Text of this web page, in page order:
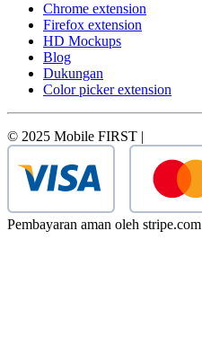
Chrome extension
Firefox extension
HD Mockups
Blog
Dukungan
Color picker extension
© 2025 Mobile FIRST |
Pembayaran aman oleh stripe.com